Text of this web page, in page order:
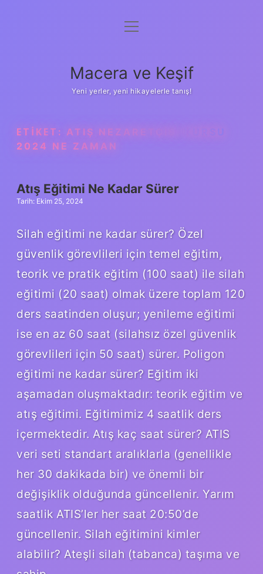
Anasayfa
Yasal Uyarı
menüyü
Macera ve Keşif
Yeni yerler, yeni hikayelerle tanış!
ETIKET: ATIŞ NEZARETÇISI KURSU
2024 NE ZAMAN
Atış Eğitimi Ne Kadar Sürer
Tarih: Ekim 25, 2024
Silah eğitimi ne kadar sürer? Özel
güvenlik görevlileri için temel eğitim,
teorik ve pratik eğitim (100 saat) ile silah
eğitimi (20 saat) olmak üzere toplam 120
ders saatinden oluşur; yenileme eğitimi
ise en az 60 saat (silahsız özel güvenlik
görevlileri için 50 saat) sürer. Poligon
eğitimi ne kadar sürer? Eğitim iki
aşamadan oluşmaktadır: teorik eğitim ve
atış eğitimi. Eğitimimiz 4 saatlik ders
içermektedir. Atış kaç saat sürer? ATIS
veri seti standart aralıklarla (genellikle
her 30 dakikada bir) ve önemli bir
değişiklik olduğunda güncellenir. Yarım
saatlik ATIS’ler her saat 20:50’de
güncellenir. Silah eğitimini kimler
alabilir? Ateşli silah (tabanca) taşıma ve